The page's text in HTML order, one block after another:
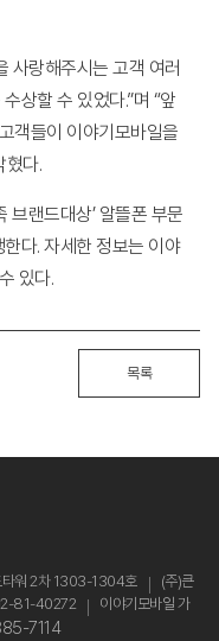
사랑해주시는 고객 여러
상할 수 있었다.”며 “앞
객들이 이야기모바일을
혔다.
랜드대상’ 알뜰폰 부문
다. 자세한 정보는 이야
있다.
목록
타워 2차 1303-1304호
(주)큰
81-40272
이야기모바일 가
7114